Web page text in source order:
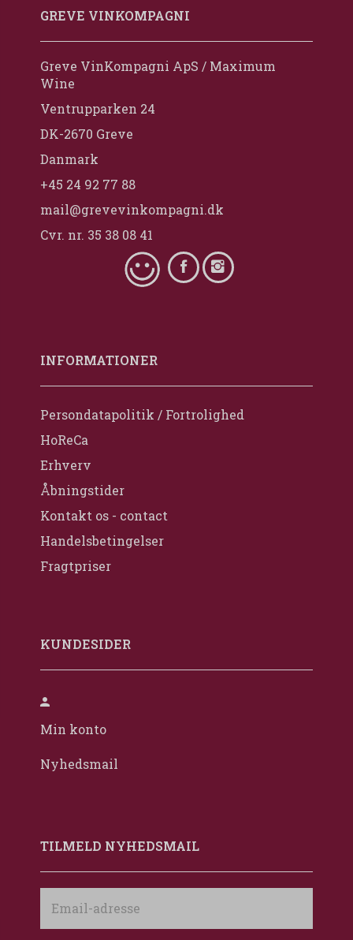
GREVE VINKOMPAGNI
Greve VinKompagni ApS / Maximum
Wine
Ventrupparken 24
DK-2670 Greve
Danmark
+45 24 92 77 88
mail@grevevinkompagni.dk
Cvr. nr. 35 38 08 41
INFORMATIONER
Persondatapolitik / Fortrolighed
HoReCa
Erhverv
Åbningstider
Kontakt os - contact
Handelsbetingelser
Fragtpriser
KUNDESIDER
Min konto
Nyhedsmail
TILMELD NYHEDSMAIL
adresse